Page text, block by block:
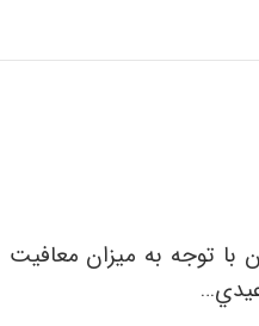
با توجه به ميزان